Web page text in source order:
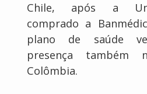
Chile, após a
comprado a
plano de saúde
presença
Colômbia.